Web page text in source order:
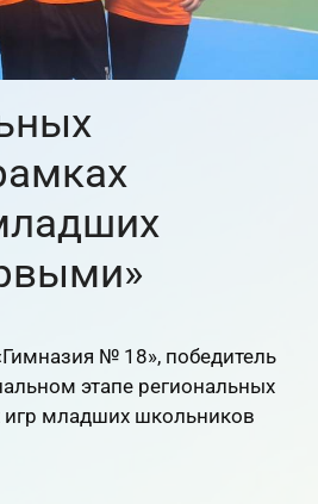
№ 18», победитель
этапе региональных
игр младших школьников